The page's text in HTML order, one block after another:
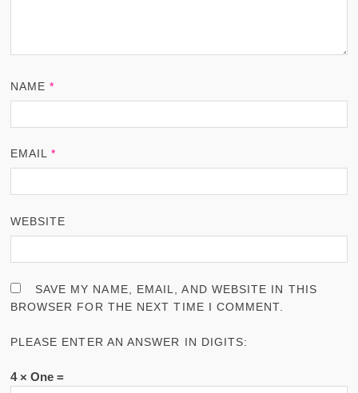
NAME*
EMAIL*
WEBSITE
SAVE MY NAME, EMAIL, AND WEBSITE IN THIS
BROWSER FOR THE NEXT TIME I COMMENT.
PLEASE ENTER AN ANSWER IN DIGITS:
4 × One =